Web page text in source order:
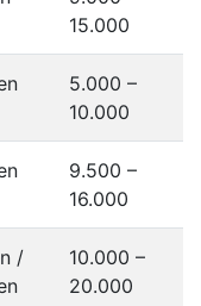
15.000
5.000 –
10.000
9.500 –
16.000
/
10.000 –
20.000